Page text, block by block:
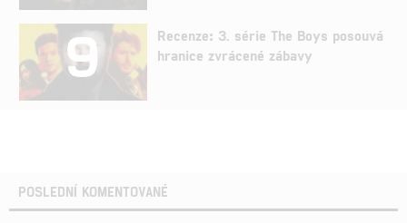
9
Recenze: 3. série The Boys posouvá
hranice zvrácené zábavy
POSLEDNÍ KOMENTOVANÉ